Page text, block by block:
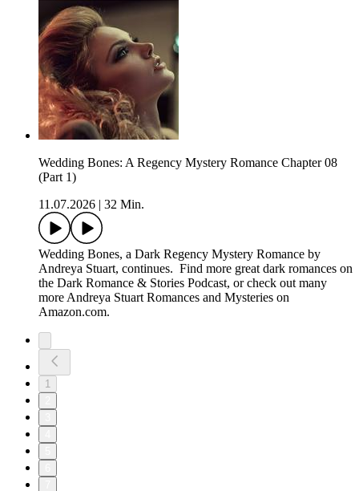
Wedding Bones: A Regency Mystery Romance Chapter 08
(Part 1)
11.07.2026
32 Min.
Wedding Bones, a Dark Regency Mystery Romance by
Andreya Stuart, continues. Find more great dark romances on
the Dark Romance & Stories Podcast, or check out many
more Andreya Stuart Romances and Mysteries on
Amazon.com.
1